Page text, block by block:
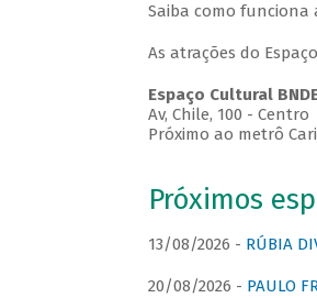
Saiba como funciona
As atrações do
Espaço Cultural
Av, Chile, 100 - Centro
Próximo ao metrô
Próximos
13/08/2026 - RÚBIA
20/08/2026 - PAULO